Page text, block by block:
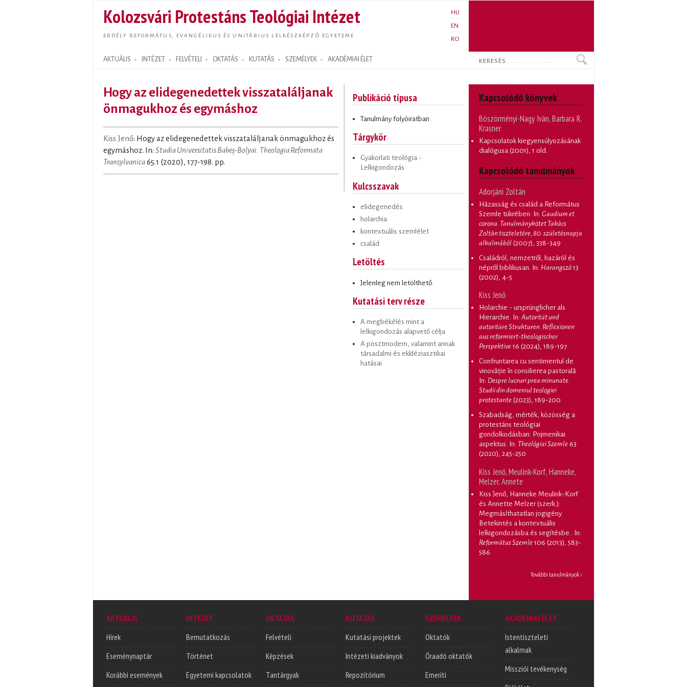
tartalomra
Kolozsvári Protestáns Teológiai Intézet
ERDÉLY REFORMÁTUS, EVANGÉLIKUS ÉS UNITÁRIUS LELKÉSZKÉPZŐ EGYETEME
HU
EN
RO
AKTUÁLIS INTÉZET FELVÉTELI OKTATÁS KUTATÁS SZEMÉLYEK AKADÉMIAI ÉLET
Search form
Keresés
Hogy az elidegenedettek visszataláljanak
önmagukhoz és egymáshoz
Kiss Jenő: Hogy az elidegenedettek visszataláljanak önmagukhoz és
egymáshoz. In: Studia Universitatis Babeș-Bolyai. Theologia Reformata
Transylvanica65.1 (2020), 177-198. pp.
Publikáció típusa
Tanulmány folyóiratban
Tárgykör
Gyakorlati teológia -
Lelkigondozás
Kulcsszavak
elidegenedés
holarchia
kontextuális szemlélet
család
Letöltés
Jelenleg nem letölthető.
Kutatási terv része
A megbékélés mint a
lelkigondozás alapvető célja
A posztmodern, valamint annak
társadalmi és ekkléziasztikai
hatásai
Kapcsolódó könyvek
Böszörményi-Nagy Iván, Barbara R.
Krasner
Kapcsolatok kiegyensúlyozásának
dialógusa (2001), 1 old.
Kapcsolódó tanulmányok
Adorjáni Zoltán
Házasság és család a Református
Szemle tükrében . In: Gaudium et
corona. Tanulmánykötet Takács
Zoltán tiszteletére, 80. születésnapja
alkalmából (2007), 338-349
Családról, nemzetről, hazáról és
népről biblikusan . In: Harangszó13
(2002), 4-5
Kiss Jenő
Holarchie - ursprünglicher als
Hierarchie. In: Autorität und
autoritäre Strukturen. Reflexionen
aus reformiert-theologischer
Perspektive16 (2024), 189-197
Confruntarea cu sentimentul de
vinovăție în consilierea pastorală.
In: Despre lucruri prea minunate.
Studii din domeniul teologiei
protestante (2023), 189-200
Szabadság, mérték, közösség a
protestáns teológiai
gondolkodásban: Pojmenikai
aspektus. In: Theológiai Szemle 63
(2020), 245-250
Kiss Jenő, Meulink-Korf, Hanneke,
Melzer, Annete
Kiss Jenő, Hanneke Meulink-Korf
és Annette Melzer (szerk.):
Megmásíthatatlan jogigény.
Betekintés a kontextuális
lelkigondozásba és segítésbe.
. In:
Református Szemle106 (2013), 583-
586
További tanulmányok ›
AKTUÁLIS
Hírek
Eseménynaptár
Korábbi események
INTÉZET
Bemutatkozás
Történet
Egyetemi kapcsolatok
OKTATÁS
Felvételi
Képzések
Tantárgyak
KUTATÁS
Kutatási projektek
Intézeti kiadványok
Repozitórium
SZEMÉLYEK
Oktatók
Óraadó oktatók
Emeriti
AKADÉMIAI ÉLET
Istentiszteleti
alkalmak
Missziói tevékenység